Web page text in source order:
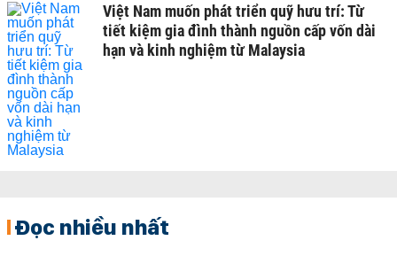
Việt Nam muốn phát triển quỹ hưu trí: Từ
tiết kiệm gia đình thành nguồn cấp vốn dài
hạn và kinh nghiệm từ Malaysia
Đọc nhiều nhất